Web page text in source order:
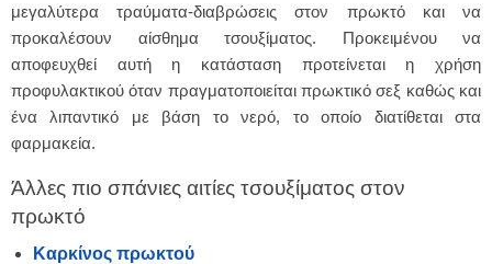
μεγαλύτερα τραύματα-διαβρώσεις στον πρωκτό και να
προκαλέσουν αίσθημα τσουξίματος. Προκειμένου να
αποφευχθεί αυτή η κατάσταση προτείνεται η χρήση
προφυλακτικού όταν πραγματοποιείται πρωκτικό σεξ καθώς και
ένα λιπαντικό με βάση το νερό, το οποίο διατίθεται στα
φαρμακεία.
Άλλες πιο σπάνιες αιτίες τσουξίματος στον
πρωκτό
Καρκίνος πρωκτού